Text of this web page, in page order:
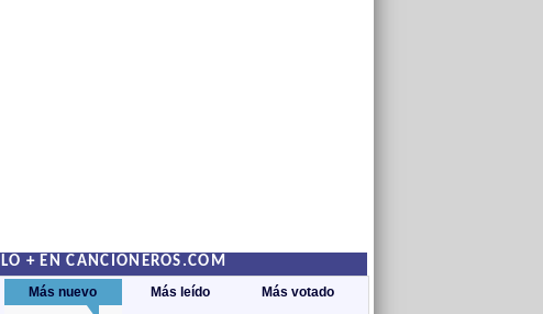
LO + EN CANCIONEROS.COM
Más nuevo Más leído Más votado